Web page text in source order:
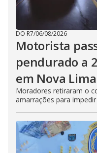
DO R7/06/08/2026
Motorista
pendurado a
em Nova Lima
Moradores retiraram o
amarrações para